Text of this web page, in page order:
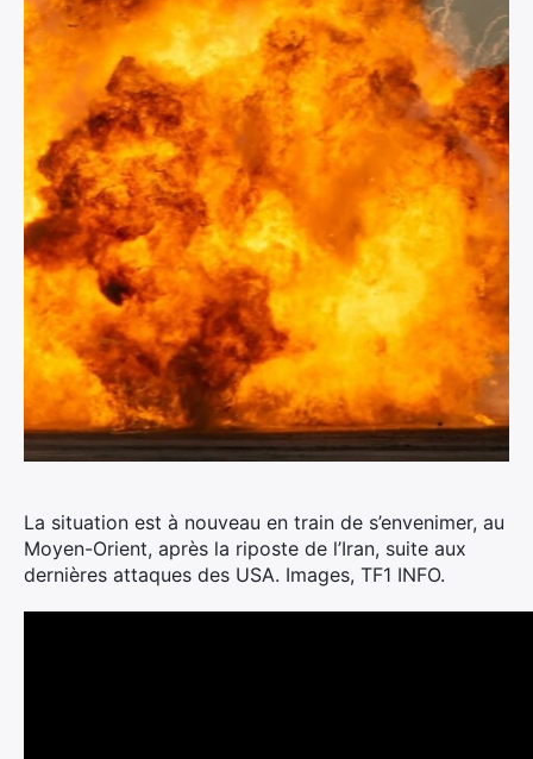
La situation est à nouveau en train de s’envenimer, au
Moyen-Orient, après la riposte de l’Iran, suite aux
dernières attaques des USA. Images, TF1 INFO.